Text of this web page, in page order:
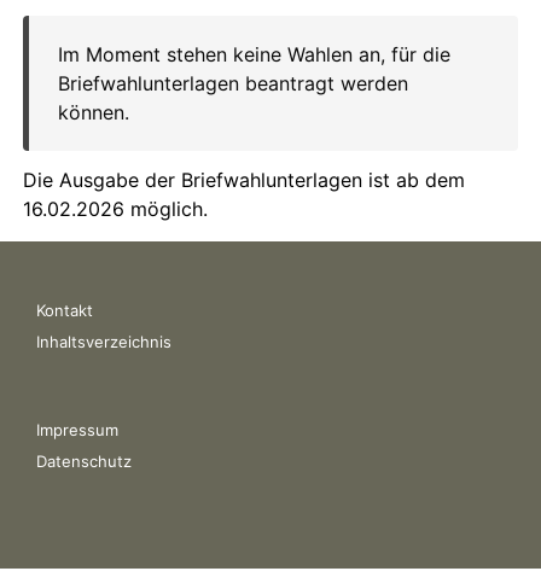
Kontakt
Inhaltsverzeichnis
Impressum
Datenschutz